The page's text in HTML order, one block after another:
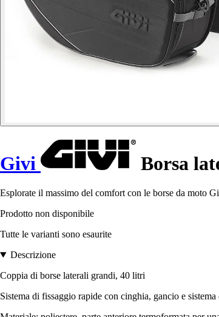
Givi Borsa
Esplorate il massimo del comfort con le borse da moto
Prodotto non disponibile
Tutte le varianti sono esaurite
Descrizione
Coppia di borse laterali grandi, 40 litri
Sistema di fissaggio rapide con cinghia, gancio e